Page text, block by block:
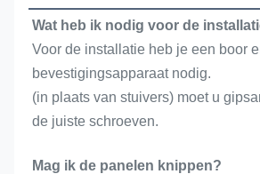
Wat heb ik nodig voor de
Voor de installatie heb je een boor
bevestigingsapparaat nodig.
(in plaats van stuivers) moet u
de juiste schroeven.
Mag ik de panelen knippen?